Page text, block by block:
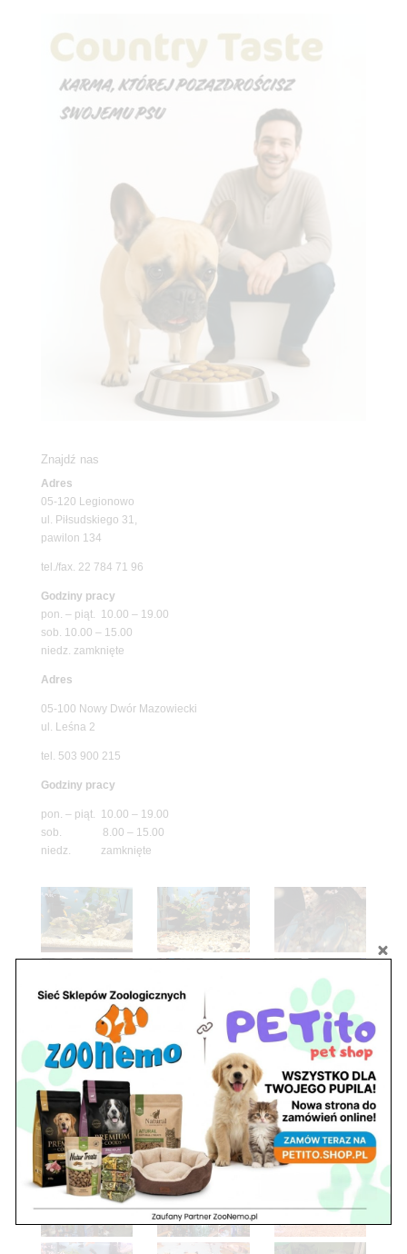
Znajdź nas
Adres
05-120 Legionowo
ul. Piłsudskiego 31,
pawilon 134
tel./fax. 22 784 71 96
Godziny pracy
pon. – piąt. 10.00 – 19.00
sob. 10.00 – 15.00
niedz. zamknięte
Adres
05-100 Nowy Dwór Mazowiecki
ul. Leśna 2
tel. 503 900 215
Godziny pracy
pon. – piąt. 10.00 – 19.00
sob. 8.00 – 15.00
niedz. zamknięte